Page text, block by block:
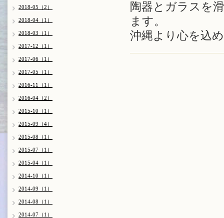
陶器とガラスを
ます。
沖縄より心を込
2018-05（2）
2018-04（1）
2018-03（1）
2017-12（1）
2017-06（1）
2017-05（1）
2016-11（1）
2016-04（2）
2015-10（1）
2015-09（4）
2015-08（1）
2015-07（1）
2015-04（1）
2014-10（1）
2014-09（1）
2014-08（1）
2014-07（1）